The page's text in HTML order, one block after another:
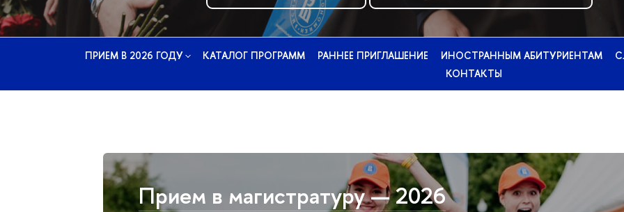
ПРИЕМ В 2026 ГОДУ КАТАЛОГ ПРОГРАММ РАННЕЕ ПРИГЛАШЕНИЕ ИНОСТРАННЫМ АБИТУРИЕНТАМ
КОНТАКТЫ
Прием в магистратуру — 2026